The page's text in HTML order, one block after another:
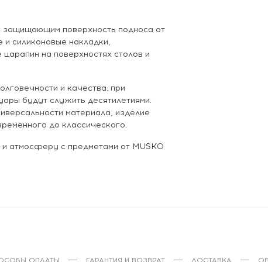
защищающим поверхность подноса от
силиконовые накладки,
на поверхностях столов и
и качества: при
будут служить десятилетиями.
материала, изделие
до классического.
атмосферу с предметами от MUSKO
ОПЛАТЫ ГАРАНТИЯ И ВОЗВРАТ ДОСТАВКА